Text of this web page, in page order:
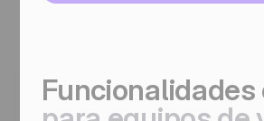
Funcionalidades